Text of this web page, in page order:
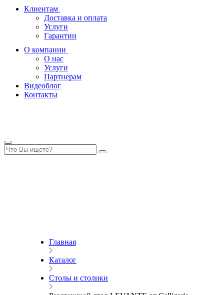
Клиентам
Доставка и оплата
Услуги
Гарантии
О компании
О нас
Услуги
Партнерам
Видеоблог
Контакты
Главная
Каталог
Столы и столики